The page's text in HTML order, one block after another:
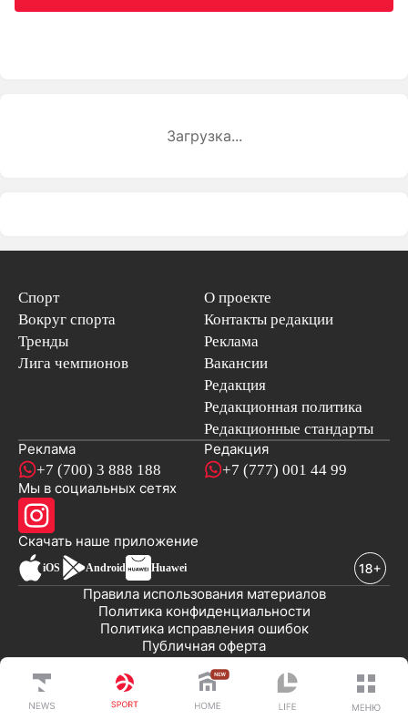
Загрузка...
Спорт
Вокруг спорта
Тренды
Лига чемпионов
О проекте
Контакты редакции
Реклама
Вакансии
Редакция
Редакционная политика
Редакционные стандарты
Реклама
+7 (700) 3 888 188
Редакция
+7 (777) 001 44 99
Мы в социальных сетях
Скачать наше приложениеновостей
iOS Android Huawei
Публичная оферта
Политика исправления ошибок
Политика конфиденциальности
Правила использования материалов